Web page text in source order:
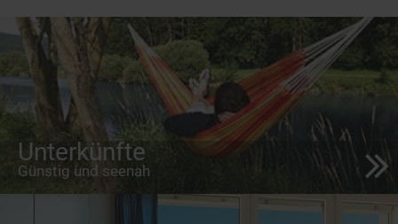
Unterkünfte
Günstig und seenah